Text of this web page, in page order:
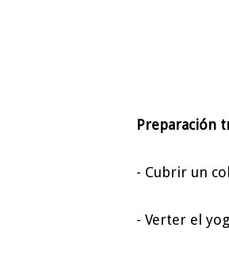
Preparación
- Cubrir un
- Verter el